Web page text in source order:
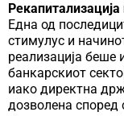
Една од
стимулус и
реализација беше
банкарскиот
иако директна
дозволена според